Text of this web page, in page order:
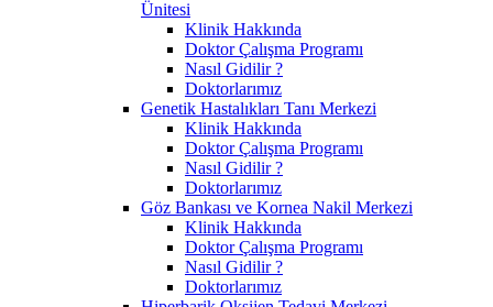
Ünitesi
Klinik Hakkında
Doktor Çalışma Programı
Nasıl Gidilir ?
Doktorlarımız
Genetik Hastalıkları Tanı Merkezi
Klinik Hakkında
Doktor Çalışma Programı
Nasıl Gidilir ?
Doktorlarımız
Göz Bankası ve Kornea Nakil Merkezi
Klinik Hakkında
Doktor Çalışma Programı
Nasıl Gidilir ?
Doktorlarımız